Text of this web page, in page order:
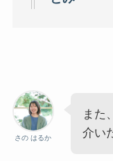
さの はるか
また
介い